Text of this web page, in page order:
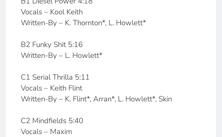
Vocals – Kool Keith
Written-By – K. Thornton*, L. Howlett*
B2 Funky Shit 5:16
Written-By – L. Howlett*
C1 Serial Thrilla 5:11
Vocals – Keith Flint
Written-By – K. Flint*, Arran*, L. Howlett*, Skin
C2 Mindfields 5:40
Vocals – Maxim